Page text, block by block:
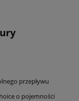
przepływu
o pojemności